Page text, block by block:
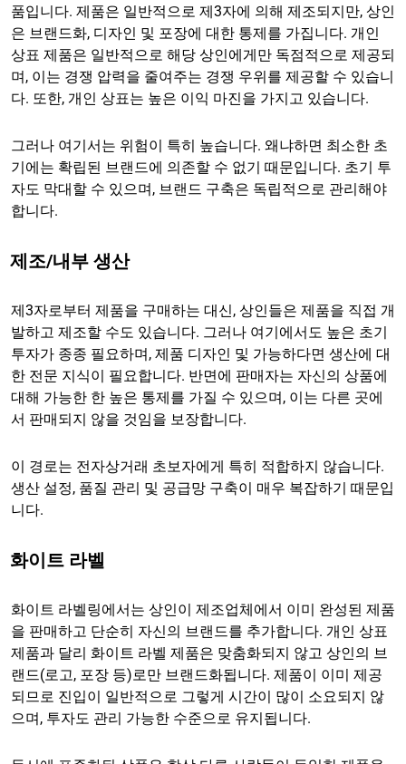
품입니다. 제품은 일반적으로 제3자에 의해 제조되지만, 상인
은 브랜드화, 디자인 및 포장에 대한 통제를 가집니다. 개인
상표 제품은 일반적으로 해당 상인에게만 독점적으로 제공되
며, 이는 경쟁 압력을 줄여주는 경쟁 우위를 제공할 수 있습니
다. 또한, 개인 상표는 높은 이익 마진을 가지고 있습니다.
그러나 여기서는 위험이 특히 높습니다. 왜냐하면 최소한 초
기에는 확립된 브랜드에 의존할 수 없기 때문입니다. 초기 투
자도 막대할 수 있으며, 브랜드 구축은 독립적으로 관리해야
합니다.
제조/내부 생산
제3자로부터 제품을 구매하는 대신, 상인들은 제품을 직접 개
발하고 제조할 수도 있습니다. 그러나 여기에서도 높은 초기
투자가 종종 필요하며, 제품 디자인 및 가능하다면 생산에 대
한 전문 지식이 필요합니다. 반면에 판매자는 자신의 상품에
대해 가능한 한 높은 통제를 가질 수 있으며, 이는 다른 곳에
서 판매되지 않을 것임을 보장합니다.
이 경로는 전자상거래 초보자에게 특히 적합하지 않습니다.
생산 설정, 품질 관리 및 공급망 구축이 매우 복잡하기 때문입
니다.
화이트 라벨
화이트 라벨링에서는 상인이 제조업체에서 이미 완성된 제품
을 판매하고 단순히 자신의 브랜드를 추가합니다. 개인 상표
제품과 달리 화이트 라벨 제품은 맞춤화되지 않고 상인의 브
랜드(로고, 포장 등)로만 브랜드화됩니다. 제품이 이미 제공
되므로 진입이 일반적으로 그렇게 시간이 많이 소요되지 않
으며, 투자도 관리 가능한 수준으로 유지됩니다.